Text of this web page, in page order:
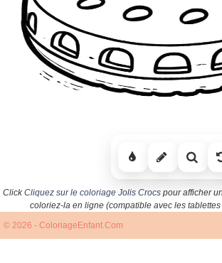
ClickCliquez sur le coloriage Jolis Crocspour afficher
coloriez-la en ligne (compatible avec les
© 2026 - ColoriageEnfant.Com